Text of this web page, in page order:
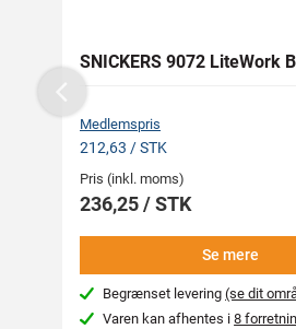
SNICKERS 9072 LiteWork
Medlemspris
212,63 / STK
Pris (inkl. moms)
236,25 / STK
Se mere
Begrænset levering(se dit
Varen kan afhentes i8
Previous